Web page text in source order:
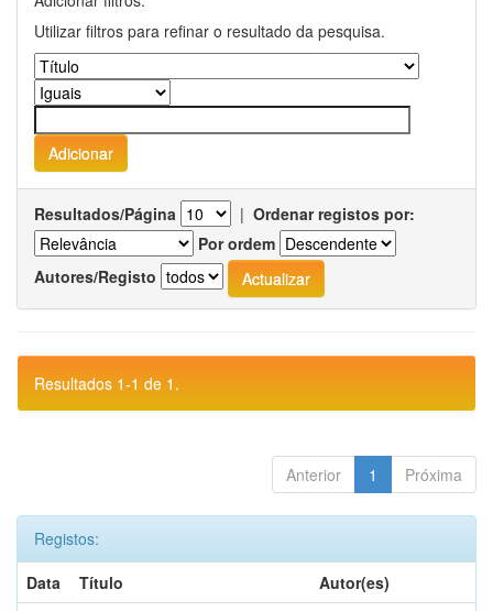
Utilizar filtros para refinar o resultado da pesquisa.
Resultados/Página | Ordenar registos por:
Por ordem
Autores/Registo
Resultados 1-1 de 1.
Anterior 1 Próxima
Registos:
Data
Título
Autor(es)